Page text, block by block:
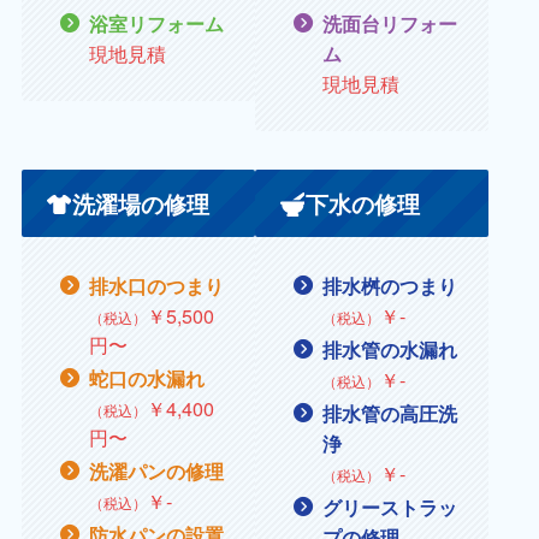
浴室リフォーム
現地見積
洗面台リフォー
ム
現地見積
洗濯場の修理
排水口のつまり
（税込）
￥5,500
円〜
蛇口の水漏れ
（税込） ￥4,400
円〜
洗濯パンの修理
（税込） ￥‐
下水の修理
排水桝のつまり
（税込） ￥‐
排水管の水漏れ
（税込） ￥‐
排水管の高圧洗
浄
（税込） ￥‐
グリーストラッ